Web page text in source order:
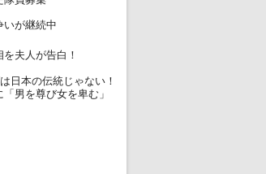
いが継続中
夫人が告白！
日本の伝統じゃない！
男を尊び女を卑む」